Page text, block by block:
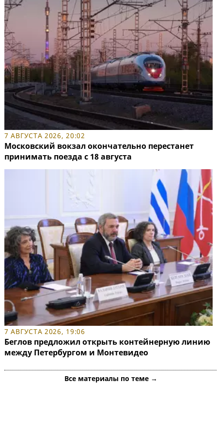
7 АВГУСТА 2026, 20:02
Московский вокзал окончательно перестанет
принимать поезда с 18 августа
7 АВГУСТА 2026, 19:06
Беглов предложил открыть контейнерную линию
между Петербургом и Монтевидео
Все материалы по теме →